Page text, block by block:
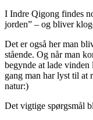
I Indre Qigong findes
jorden” – og bliver
Det er også her man
stående. Og når man
begynde at lade
gang man har lyst til at
natur:)
Det vigtige spørgsmål